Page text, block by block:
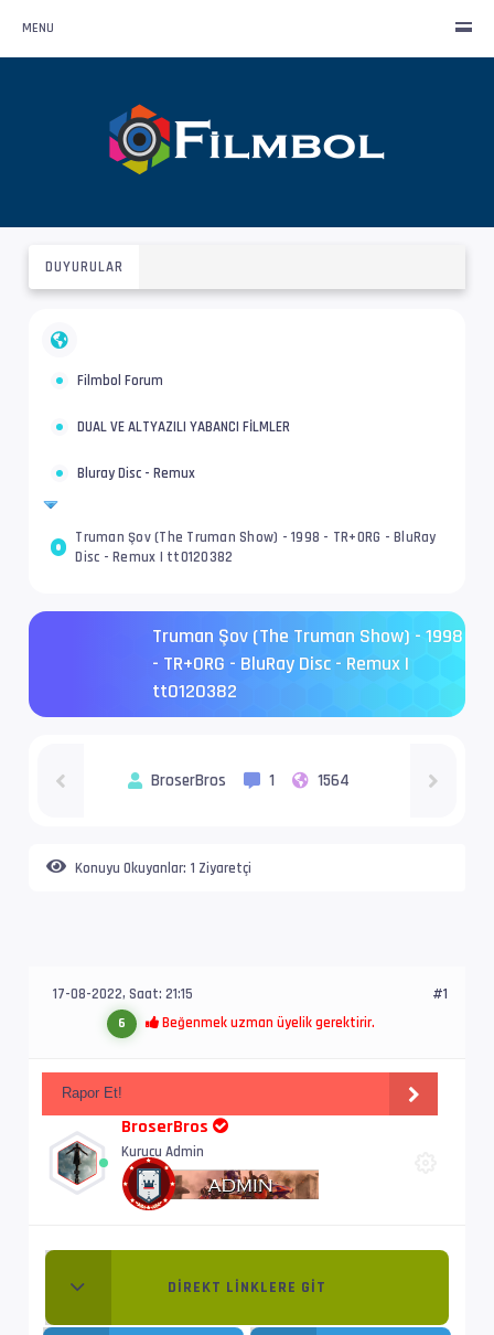
MENU
DUYURULAR
Filmbol Forum
DUAL VE ALTYAZILI YABANCI FİLMLER
Bluray Disc - Remux
Truman Şov (The Truman Show) - 1998 - TR+ORG - BluRay
Disc - Remux | tt0120382
Truman Şov (The Truman Show) - 1998
- TR+ORG - BluRay Disc - Remux |
tt0120382
BroserBros 1 1564
Konuyu Okuyanlar: 1 Ziyaretçi
17-08-2022, Saat: 21:15
6 Beğenmek uzman üyelik gerektirir.
#1
Rapor Et!
BroserBros
Kurucu Admin
DIREKT LINKLERE GIT